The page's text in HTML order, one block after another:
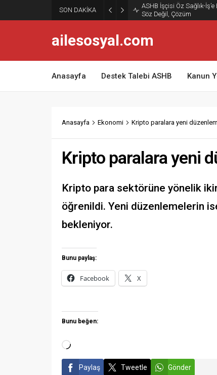
SON DAKİKA
ASHB İşçisi Öz Sağlık-
Söz Değil, Çözüm
ailesosyal.com
Anasayfa Destek Talebi ASHB Kanun
Anasayfa Ekonomi Kripto paralara yeni
Kripto paralara yeni
Kripto para sektörüne yönelik
öğrenildi. Yeni düzenlemelerin
bekleniyor.
Bunu paylaş:
Facebook X
Bunu beğen:
Paylaş Tweetle Gönder